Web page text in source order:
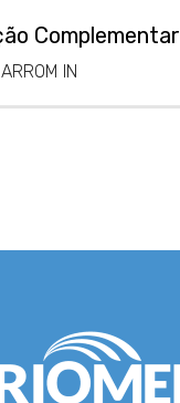
Complementar
IN